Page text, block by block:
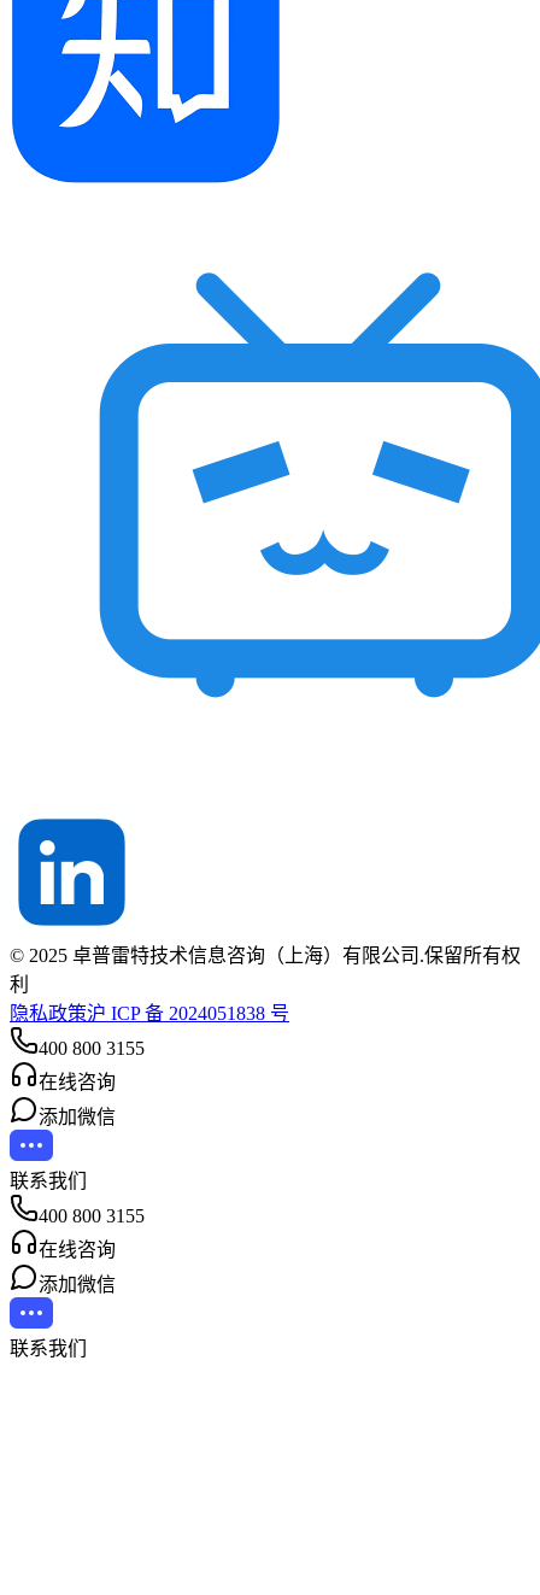
© 2025 卓普雷特技术信息咨询（上海）有限公司.保留所有权
利
隐私政策沪 ICP 备 2024051838 号
400 800 3155
在线咨询
添加微信
联系我们
400 800 3155
在线咨询
添加微信
联系我们